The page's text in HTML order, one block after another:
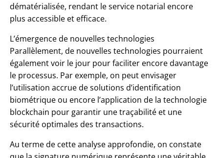
dématérialisée, rendant le service notarial encore
plus accessible et efficace.
L’émergence de nouvelles technologies
Parallèlement, de nouvelles technologies pourraient
également voir le jour pour faciliter encore davantage
le processus. Par exemple, on peut envisager
l’utilisation accrue de solutions d’identification
biométrique ou encore l’application de la technologie
blockchain pour garantir une traçabilité et une
sécurité optimales des transactions.
Au terme de cette analyse approfondie, on constate